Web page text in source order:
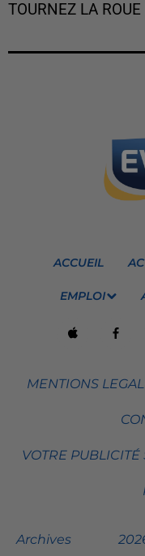
TOURNEZ LA ROUE
ACCUEIL
EMPLOI
MENTIONS
VOTRE PUBLICITÉ
Archives